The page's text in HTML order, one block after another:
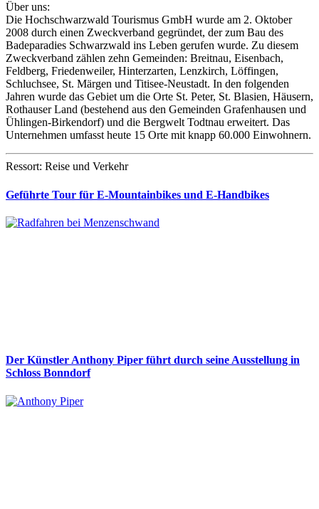
Über uns:
Die Hochschwarzwald Tourismus GmbH wurde am 2. Oktober
2008 durch einen Zweckverband gegründet, der zum Bau des
Badeparadies Schwarzwald ins Leben gerufen wurde. Zu diesem
Zweckverband zählen zehn Gemeinden: Breitnau, Eisenbach,
Feldberg, Friedenweiler, Hinterzarten, Lenzkirch, Löffingen,
Schluchsee, St. Märgen und Titisee-Neustadt. In den folgenden
Jahren wurde das Gebiet um die Orte St. Peter, St. Blasien, Häusern,
Rothauser Land (bestehend aus den Gemeinden Grafenhausen und
Ühlingen-Birkendorf) und die Bergwelt Todtnau erweitert. Das
Unternehmen umfasst heute 15 Orte mit knapp 60.000 Einwohnern.
Ressort: Reise und Verkehr
Geführte Tour für E-Mountainbikes und E-Handbikes
Der Künstler Anthony Piper führt durch seine Ausstellung in
Schloss Bonndorf